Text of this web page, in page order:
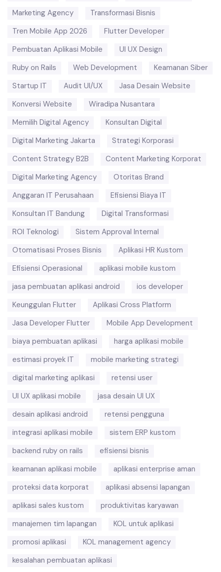
Marketing Agency
Transformasi Bisnis
Tren Mobile App 2026
Flutter Developer
Pembuatan Aplikasi Mobile
UI UX Design
Ruby on Rails
Web Development
Keamanan Siber
Startup IT
Audit UI/UX
Jasa Desain Website
Konversi Website
Wiradipa Nusantara
Memilih Digital Agency
Konsultan Digital
Digital Marketing Jakarta
Strategi Korporasi
Content Strategy B2B
Content Marketing Korporat
Digital Marketing Agency
Otoritas Brand
Anggaran IT Perusahaan
Efisiensi Biaya IT
Konsultan IT Bandung
Digital Transformasi
ROI Teknologi
Sistem Approval Internal
Otomatisasi Proses Bisnis
Aplikasi HR Kustom
Efisiensi Operasional
aplikasi mobile kustom
jasa pembuatan aplikasi android
ios developer
Keunggulan Flutter
Aplikasi Cross Platform
Jasa Developer Flutter
Mobile App Development
biaya pembuatan aplikasi
harga aplikasi mobile
estimasi proyek IT
mobile marketing strategi
digital marketing aplikasi
retensi user
UI UX aplikasi mobile
jasa desain UI UX
desain aplikasi android
retensi pengguna
integrasi aplikasi mobile
sistem ERP kustom
backend ruby on rails
efisiensi bisnis
keamanan aplikasi mobile
aplikasi enterprise aman
proteksi data korporat
aplikasi absensi lapangan
aplikasi sales kustom
produktivitas karyawan
manajemen tim lapangan
KOL untuk aplikasi
promosi aplikasi
KOL management agency
kesalahan pembuatan aplikasi